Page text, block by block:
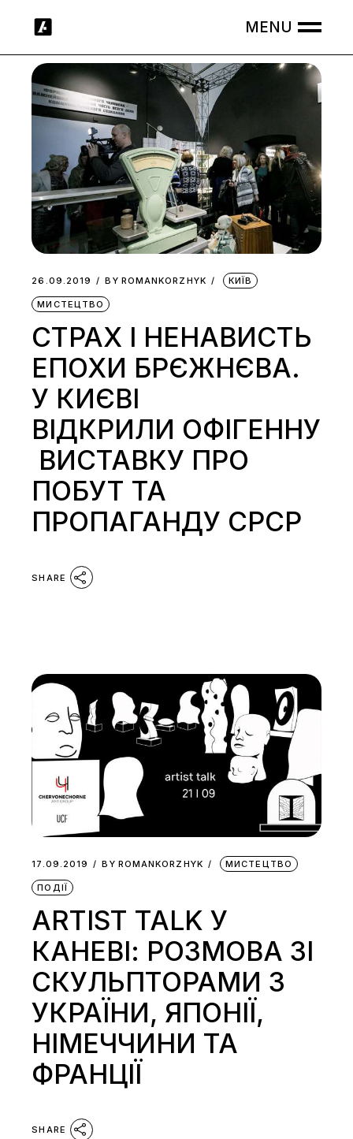
26.09.2019 BY ROMANKORZHYK КИЇВ
МИСТЕЦТВО
СТРАХ І НЕНАВИСТЬ
ЕПОХИ БРЄЖНЄВА.
У КИЄВІ
ВІДКРИЛИ ОФІГЕННУ
ВИСТАВКУ ПРО
ПОБУТ ТА
ПРОПАГАНДУ СРСР
SHARE
17.09.2019 BY ROMANKORZHYK МИСТЕЦТВО
ПОДІЇ
ARTIST TALK У
КАНЕВІ: РОЗМОВА ЗІ
СКУЛЬПТОРАМИ З
УКРАЇНИ, ЯПОНІЇ,
НІМЕЧЧИНИ ТА
ФРАНЦІЇ
SHARE